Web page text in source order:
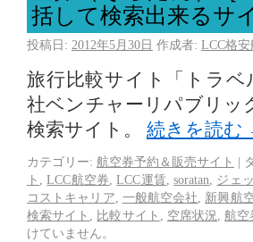
括して検索出来るサ
投稿日: 2012年5月30日 作成者: LCC格
旅行比較サイト「トラ
社ベンチャーリパブリッ
検索サイト。 続きを読む
カテゴリー: 航空券予約＆販売サイト |
ト
,LCC航空券 ,LCC運賃 ,soratan ジェ
コストキャリア 一般航空会社 新興航
検索サイト
比較サイト 空席状況 ,航空
けていません。